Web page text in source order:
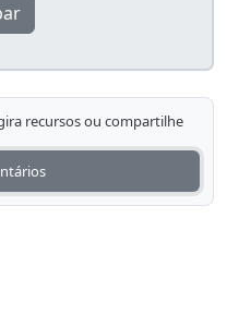
recursos ou compartilhe